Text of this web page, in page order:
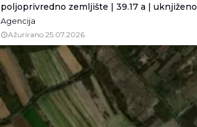
poljoprivredno zemljište | 39.17 a | uknjiženo
Agencija
Ažurirano 25.07.2026.